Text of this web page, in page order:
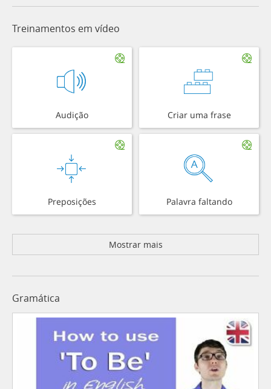
Treinamentos em vídeo
Audição Criar uma frase
Preposições Palavra faltando
Mostrar mais
Gramática